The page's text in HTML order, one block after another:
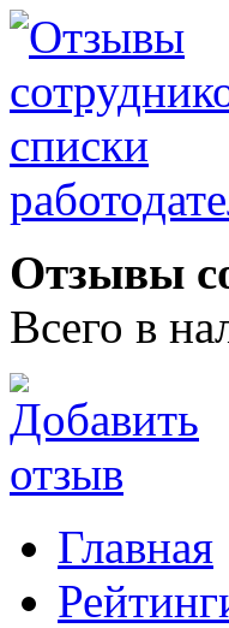
Отзывы
Всего в
Главная